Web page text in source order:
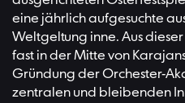
eine jährlich aufgesuchte
Weltgeltung inne. Aus
fast in der Mitte von
Gründung der Orchester-
zentralen und bleibenden